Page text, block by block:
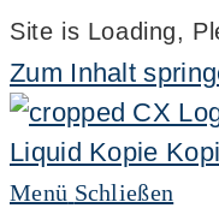
Site is Loading,
Zum Inhalt
Menü Schließen